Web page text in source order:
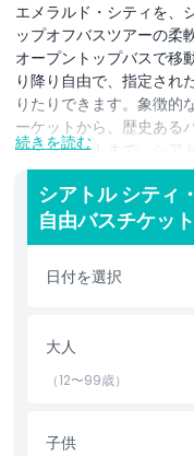
エメラルド・シティを、
ップオフバスツアーの柔
オープントップバスで移
り降り自由で、指定され
りたりできます。象徴的
ーケットから、歴史ある
タウンゲートまで、シア
り過ぎます。英語のオ
史、建築、文化について
は必見の名所や人気のエ
自由に散策することが
的なスポット、またはア
トラクションを求めてい
ッキからの景色を楽しみ
限に満喫してください。
続きを読む
シアトル シティ
自由バスチケッ
日付を選択
大人
（12〜99歳）
子供